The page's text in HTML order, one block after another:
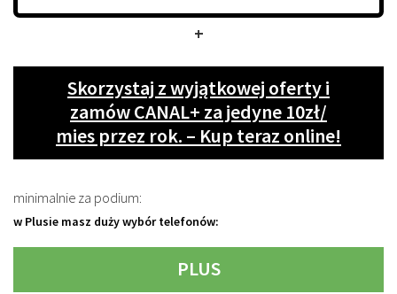
+
Skorzystaj z wyjątkowej oferty i
zamów CANAL+ za jedyne 10zł/
mies przez rok. – Kup teraz online!
minimalnie za podium:
w Plusie masz duży wybór telefonów:
PLUS